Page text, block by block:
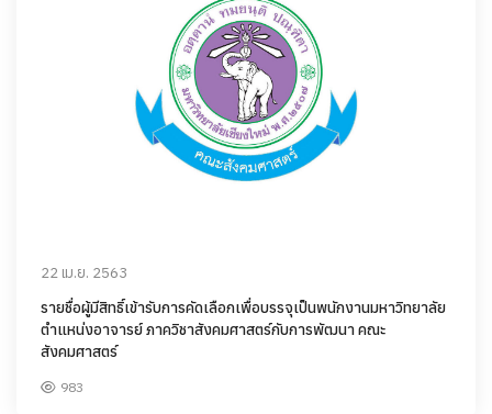
22 เม.ย. 2563
รายชื่อผู้มีสิทธิ์เข้ารับการคัดเลือกเพื่อบรรจุเป็นพนักงานมหาวิทยาลัย
ตำแหน่งอาจารย์ ภาควิชาสังคมศาสตร์กับการพัฒนา คณะ
สังคมศาสตร์
983